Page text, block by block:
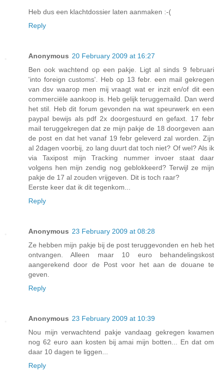
Heb dus een klachtdossier laten aanmaken :-(
Reply
Anonymous 20 February 2009 at 16:27
Ben ook wachtend op een pakje. Ligt al sinds 9 februari
'into foreign customs'. Heb op 13 febr. een mail gekregen
van dsv waarop men mij vraagt wat er inzit en/of dit een
commerciële aankoop is. Heb gelijk teruggemaild. Dan werd
het stil. Heb dit forum gevonden na wat speurwerk en een
paypal bewijs als pdf 2x doorgestuurd en gefaxt. 17 febr
mail teruggekregen dat ze mijn pakje de 18 doorgeven aan
de post en dat het vanaf 19 febr geleverd zal worden. Zijn
al 2dagen voorbij, zo lang duurt dat toch niet? Of wel? Als ik
via Taxipost mijn Tracking nummer invoer staat daar
volgens hen mijn zendig nog geblokkeerd? Terwijl ze mijn
pakje de 17 al zouden vrijgeven. Dit is toch raar?
Eerste keer dat ik dit tegenkom...
Reply
Anonymous 23 February 2009 at 08:28
Ze hebben mijn pakje bij de post teruggevonden en heb het
ontvangen. Alleen maar 10 euro behandelingskost
aangerekend door de Post voor het aan de douane te
geven.
Reply
Anonymous 23 February 2009 at 10:39
Nou mijn verwachtend pakje vandaag gekregen kwamen
nog 62 euro aan kosten bij amai mijn botten... En dat om
daar 10 dagen te liggen...
Reply